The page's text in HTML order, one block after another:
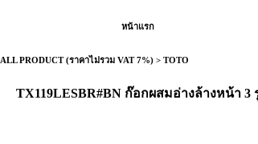
หน้าแรก
ALL PRODUCT (ราคาไม่รวม VAT 7%) > TOTO
TX119LESBR#BN ก๊อกผสมอ่างล้างหน้า